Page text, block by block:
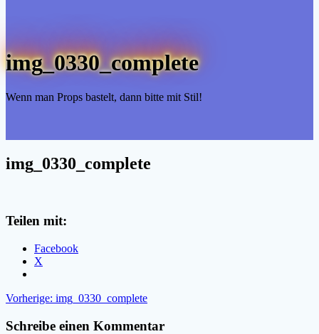
img_0330_complete
Wenn man Props bastelt, dann bitte mit Stil!
img_0330_complete
Teilen mit:
Facebook
X
Beitragsnavigation
Vorherige: Vorheriger
img_0330_complete
Schreibe einen Kommentar